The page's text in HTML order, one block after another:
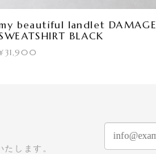
beautiful landlet DAMAGE
BLACK
します。